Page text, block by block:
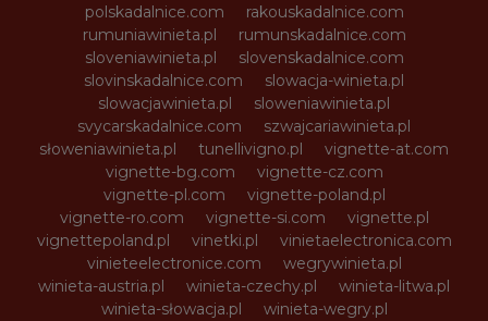
polskadalnice.com
rakouskadalnice.com
rumuniawinieta.pl
rumunskadalnice.com
sloveniawinieta.pl
slovenskadalnice.com
slovinskadalnice.com
slowacja-winieta.pl
slowacjawinieta.pl
sloweniawinieta.pl
svycarskadalnice.com
szwajcariawinieta.pl
słoweniawinieta.pl
tunellivigno.pl
vignette-at.com
vignette-bg.com
vignette-cz.com
vignette-pl.com
vignette-poland.pl
vignette-ro.com
vignette-si.com
vignette.pl
vignettepoland.pl
vinetki.pl
vinietaelectronica.com
vinieteelectronice.com
wegrywinieta.pl
winieta-austria.pl
winieta-czechy.pl
winieta-litwa.pl
winieta-słowacja.pl
winieta-wegry.pl